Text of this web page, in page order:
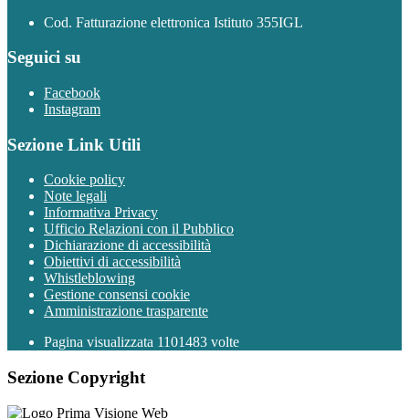
Cod. Fatturazione elettronica Istituto 355IGL
Seguici su
Facebook
Instagram
Sezione Link Utili
Cookie policy
Note legali
Informativa Privacy
Ufficio Relazioni con il Pubblico
Dichiarazione di accessibilità
Obiettivi di accessibilità
Whistleblowing
Gestione consensi cookie
Amministrazione trasparente
Pagina visualizzata 1101483 volte
Sezione Copyright